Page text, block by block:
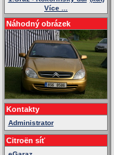
Více ...
Náhodný obrázek
Kontakty
Administrator
Citroën síť